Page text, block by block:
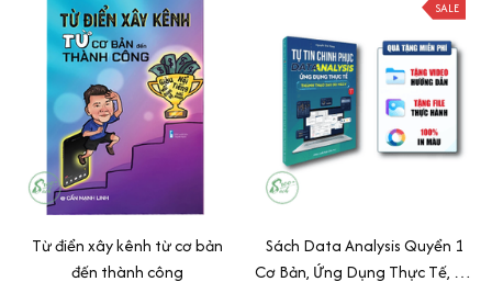
Từ điển xây kênh từ cơ bản
đến thành công
SALE
Sách Data Analysis Quyển 1
Cơ Bản, Ứng Dụng Thực Tế, Có